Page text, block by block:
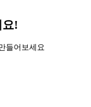
!
들어보세요